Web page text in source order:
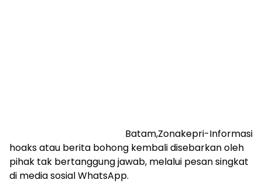
Batam,Zonakepri-Informasi
hoaks atau berita bohong kembali disebarkan oleh
pihak tak bertanggung jawab, melalui pesan singkat
di media sosial WhatsApp.